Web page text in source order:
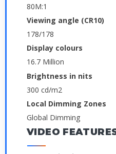
80M:1
Viewing angle (CR10)
178/178
Display colours
16.7 Million
Brightness in nits
300 cd/m2
Local Dimming Zones
Global Dimming
VIDEO